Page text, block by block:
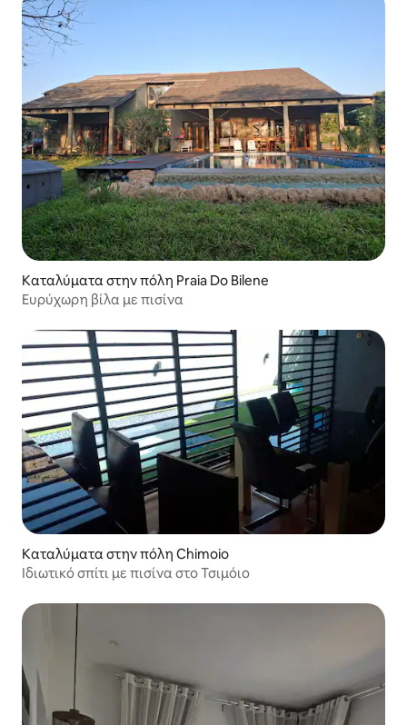
Καταλύματα στην πόλη Praia Do Bilene
Ευρύχωρη βίλα με πισίνα
Καταλύματα στην πόλη Chimoio
Ιδιωτικό σπίτι με πισίνα στο Τσιμόιο